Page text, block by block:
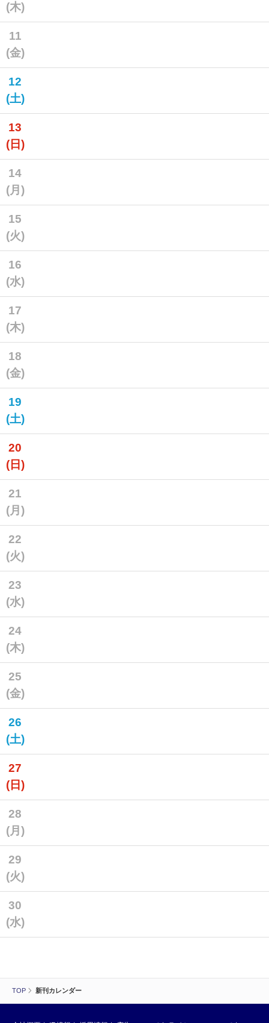
TOP 新刊カレンダー
(木)
11
(金)
12
(土)
13
(日)
14
(月)
15
(火)
16
(水)
17
(木)
18
(金)
19
(土)
20
(日)
21
(月)
22
(火)
23
(水)
24
(木)
25
(金)
26
(土)
27
(日)
28
(月)
29
(火)
30
(水)